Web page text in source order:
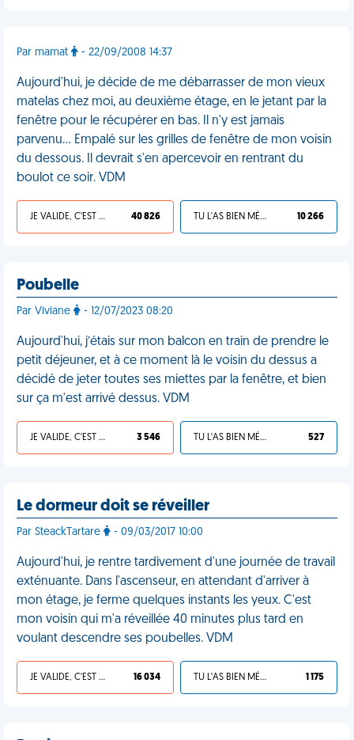
Par mamat - 22/09/2008 14:37
Aujourd'hui, je décide de me débarrasser de mon vieux
matelas chez moi, au deuxième étage, en le jetant par la
fenêtre pour le récupérer en bas. Il n'y est jamais
parvenu... Empalé sur les grilles de fenêtre de mon voisin
du dessous. Il devrait s'en apercevoir en rentrant du
boulot ce soir. VDM
JE VALIDE, C'EST UNE VDM 40 826 TU L'AS BIEN MÉRITÉ 10 266
Poubelle
Par Viviane - 12/07/2023 08:20
Aujourd'hui, j’étais sur mon balcon en train de prendre le
petit déjeuner, et à ce moment là le voisin du dessus a
décidé de jeter toutes ses miettes par la fenêtre, et bien
sur ça m'est arrivé dessus. VDM
JE VALIDE, C'EST UNE VDM 3 546 TU L'AS BIEN MÉRITÉ 527
Le dormeur doit se réveiller
Par SteackTartare - 09/03/2017 10:00
Aujourd'hui, je rentre tardivement d'une journée de travail
exténuante. Dans l'ascenseur, en attendant d'arriver à
mon étage, je ferme quelques instants les yeux. C'est
mon voisin qui m'a réveillée 40 minutes plus tard en
voulant descendre ses poubelles. VDM
JE VALIDE, C'EST UNE VDM 16 034 TU L'AS BIEN MÉRITÉ 1 175